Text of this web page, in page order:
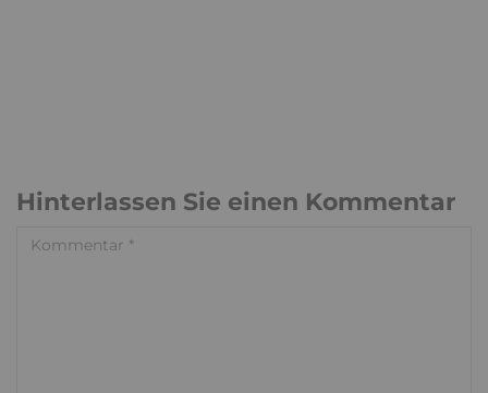
Hinterlassen Sie einen Kommentar